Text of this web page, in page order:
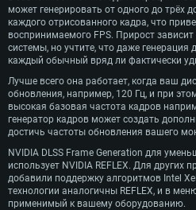
может генерировать от одного до трёх
каждого отрисованного кадра, что
воспринимаемого FPS. Прирост
системы, но учтите, что даже генерация
каждый обычный вряд ли фактически
Лучше всего она работает, когда ваш
обновления, например, 120 Гц, и при
высокая базовая частота кадров
генератор кадров может создать
достичь частоты обновления вашего
NVIDIA DLSS Frame Generation для
использует NVIDIA REFLEX. Для других
добавили поддержку алгоритмов Intel
технологии аналогичны REFLEX, и в
применимый к вашему оборудованию.